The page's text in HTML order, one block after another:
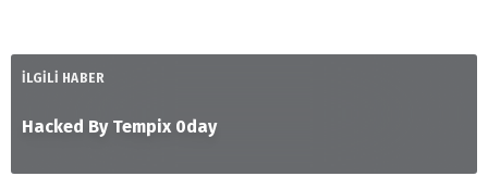
İLGİLİ HABER
Hacked By Tempix 0day